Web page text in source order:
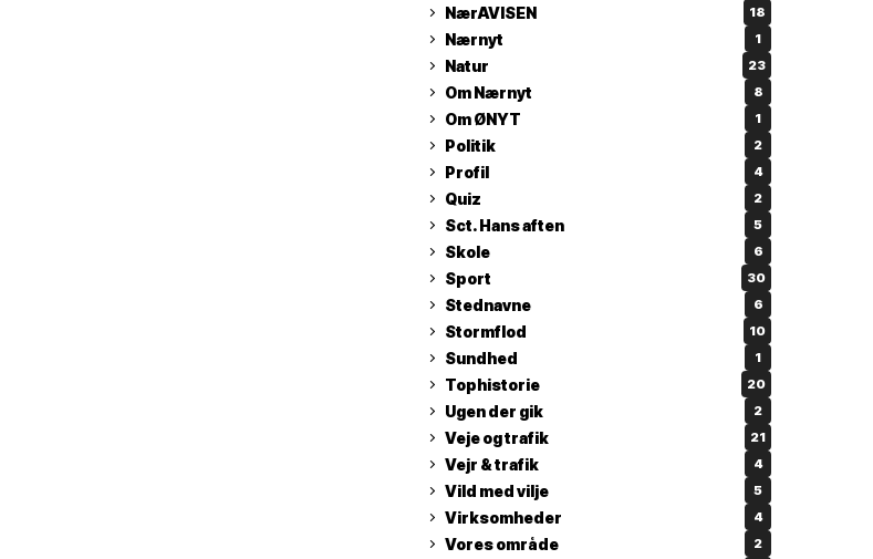
NærAVISEN 18
Nærnyt 1
Natur 23
Om Nærnyt 8
Om ØNYT 1
Politik 2
Profil 4
Quiz 2
Sct. Hans aften 5
Skole 6
Sport 30
Stednavne 6
Stormflod 10
Sundhed 1
Tophistorie 20
Ugen der gik 2
Veje og trafik 21
Vejr & trafik 4
Vild med vilje 5
Virksomheder 4
Vores område 2